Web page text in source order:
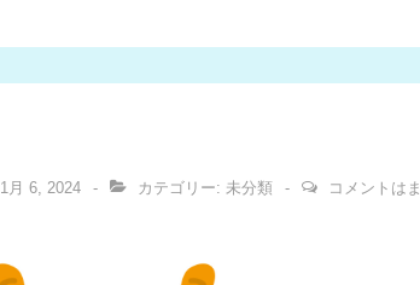
1月 6, 2024 カテゴリー: 未分類
コメントはま